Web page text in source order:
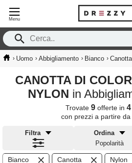
Menu
› Uomo › Abbigliamento › Bianco › Canotta
CANOTTA DI COLORE BIANCO IN
NYLON in
Trovate 9 offerte in 4
con prezzi a partire da
Filtra
Ordina
Popolarità
Bianco Canotta Nylon